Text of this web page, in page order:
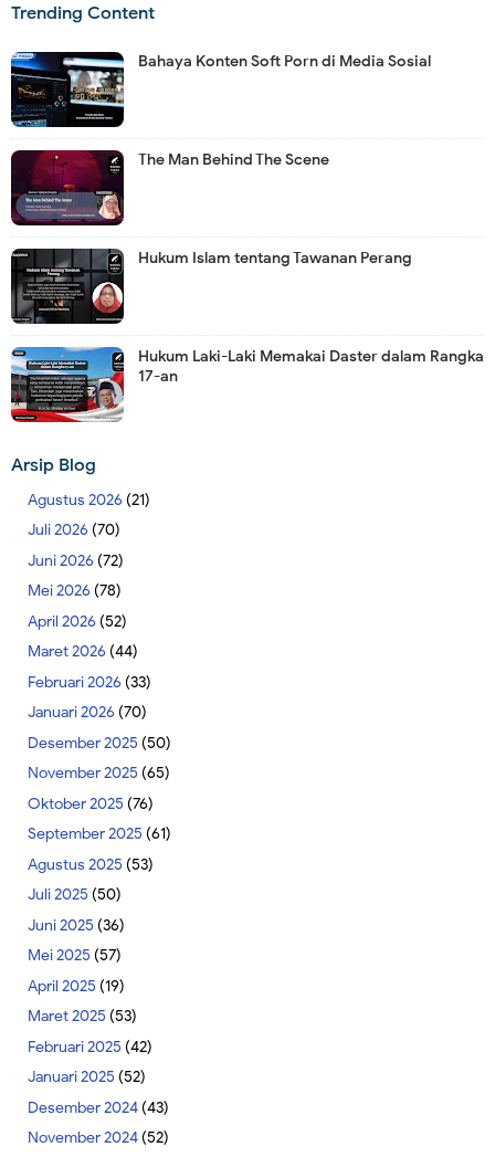
Trending Content
Bahaya Konten Soft Porn di Media Sosial
The Man Behind The Scene
Hukum Islam tentang Tawanan Perang
Hukum Laki-Laki Memakai Daster dalam Rangka
17-an
Arsip Blog
Agustus 2026 (21)
Juli 2026 (70)
Juni 2026 (72)
Mei 2026 (78)
April 2026 (52)
Maret 2026 (44)
Februari 2026 (33)
Januari 2026 (70)
Desember 2025 (50)
November 2025 (65)
Oktober 2025 (76)
September 2025 (61)
Agustus 2025 (53)
Juli 2025 (50)
Juni 2025 (36)
Mei 2025 (57)
April 2025 (19)
Maret 2025 (53)
Februari 2025 (42)
Januari 2025 (52)
Desember 2024(43)
November 2024(52)